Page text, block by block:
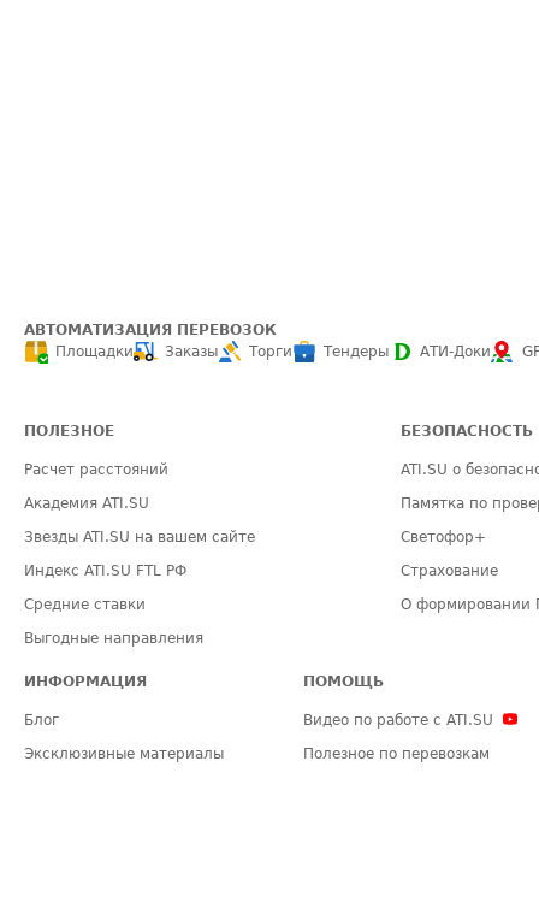
АВТОМАТИЗАЦИЯ ПЕРЕВОЗОК
Площадки
Заказы Торги Тендеры АТИ-Доки
ПОЛЕЗНОЕ
Расчет расстояний
Академия ATI.SU
Звезды ATI.SU на вашем сайте
Индекс ATI.SU FTL РФ
Средние ставки
Выгодные направления
БЕЗОПАСНОСТЬ
ATI.SU о
Памятка по
Светофор+
Страхование
О формировании
ИНФОРМАЦИЯ
Блог
Эксклюзивные материалы
ПОМОЩЬ
Видео по работе с ATI.SU
Полезное по перевозкам